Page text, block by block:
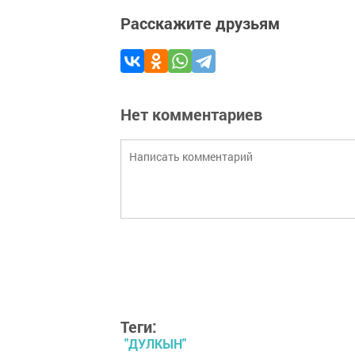
Расскажите друзьям
Нет комментариев
Теги:
"ДУЛКЫН"